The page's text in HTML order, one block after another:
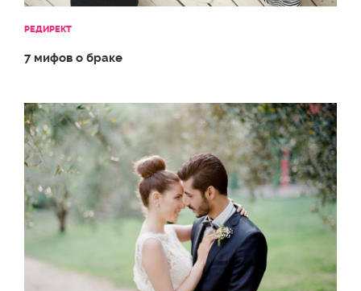
РЕДИРЕКТ
7 мифов о браке